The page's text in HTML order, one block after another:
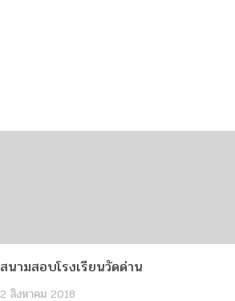
สนามสอบโรงเรียนวัดด่าน
2 สิงหาคม 2018